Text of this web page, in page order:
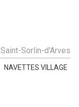
Saint-Sorlin-d'Arves
NAVETTES VILLAGE